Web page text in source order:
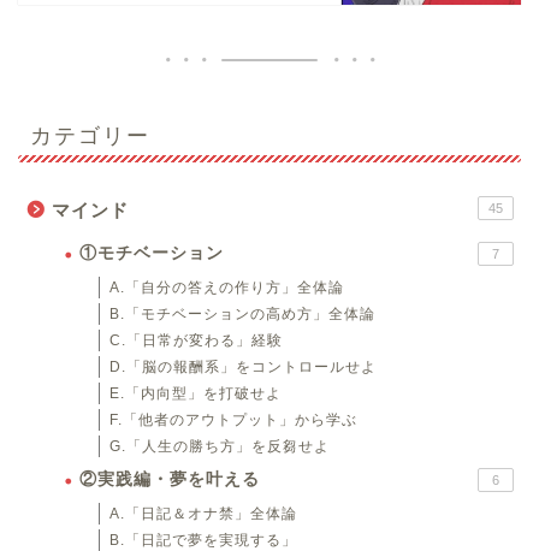
カテゴリー
マインド 45
①モチベーション 7
A.「自分の答えの作り方」全体論
B.「モチベーションの高め方」全体論
C.「日常が変わる」経験
D.「脳の報酬系」をコントロールせよ
E.「内向型」を打破せよ
F.「他者のアウトプット」から学ぶ
G.「人生の勝ち方」を反芻せよ
②実践編・夢を叶える 6
A.「日記＆オナ禁」全体論
B.「日記で夢を実現する」